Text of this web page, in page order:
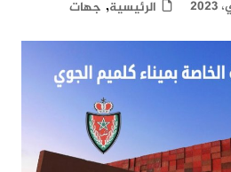
الرئيسية, جهات